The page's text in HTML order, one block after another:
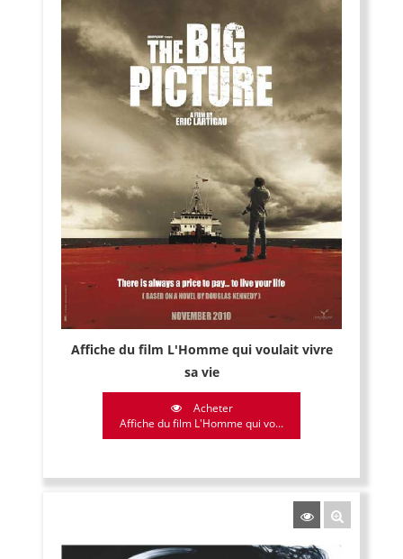
Affiche du film L'Homme qui voulait vivre
sa vie
Acheter
Affiche du film L'Homme qui vo...